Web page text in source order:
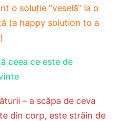
o soluție “veselă” la o
(a happy solution to a
ceea ce este de
– a scăpa de ceva
din corp, este străin de